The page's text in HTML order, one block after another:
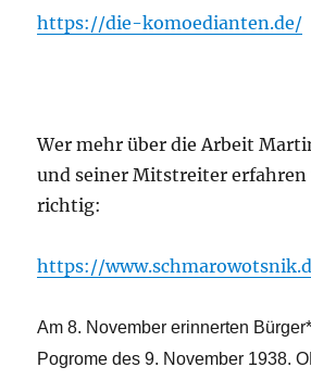
https://die-komoedianten.de/
Wer mehr über die Arbeit
und seiner Mitstreiter
richtig:
https://
Am 8. November erinnerten
Pogrome des 9. November 1938.